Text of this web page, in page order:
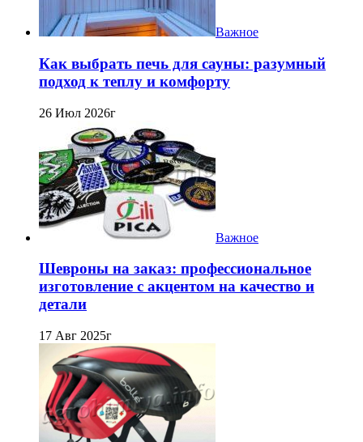
Важное
Как выбрать печь для сауны: разумный
подход к теплу и комфорту
26 Июл 2026г
Важное
Шевроны на заказ: профессиональное
изготовление с акцентом на качество и
детали
17 Авг 2025г